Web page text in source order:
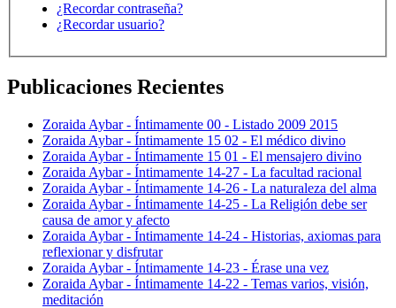
¿Recordar contraseña?
¿Recordar usuario?
Publicaciones Recientes
Zoraida Aybar - Íntimamente 00 - Listado 2009 2015
Zoraida Aybar - Íntimamente 15 02 - El médico divino
Zoraida Aybar - Íntimamente 15 01 - El mensajero divino
Zoraida Aybar - Íntimamente 14-27 - La facultad racional
Zoraida Aybar - Íntimamente 14-26 - La naturaleza del alma
Zoraida Aybar - Íntimamente 14-25 - La Religión debe ser
causa de amor y afecto
Zoraida Aybar - Íntimamente 14-24 - Historias, axiomas para
reflexionar y disfrutar
Zoraida Aybar - Íntimamente 14-23 - Érase una vez
Zoraida Aybar - Íntimamente 14-22 - Temas varios, visión,
meditación